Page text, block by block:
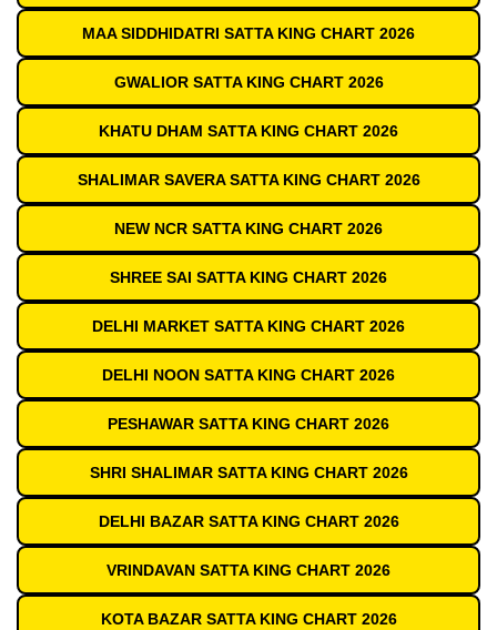
MAA SIDDHIDATRI SATTA KING CHART 2026
GWALIOR SATTA KING CHART 2026
KHATU DHAM SATTA KING CHART 2026
SHALIMAR SAVERA SATTA KING CHART 2026
NEW NCR SATTA KING CHART 2026
SHREE SAI SATTA KING CHART 2026
DELHI MARKET SATTA KING CHART 2026
DELHI NOON SATTA KING CHART 2026
PESHAWAR SATTA KING CHART 2026
SHRI SHALIMAR SATTA KING CHART 2026
DELHI BAZAR SATTA KING CHART 2026
VRINDAVAN SATTA KING CHART 2026
KOTA BAZAR SATTA KING CHART 2026